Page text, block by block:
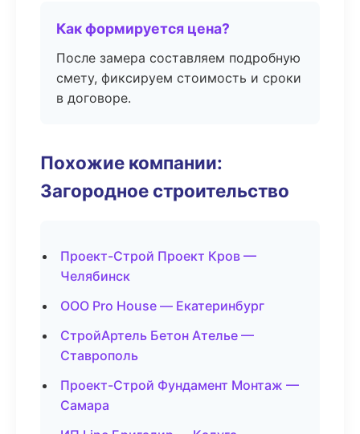
Как формируется цена?
После замера составляем подробную
смету, фиксируем стоимость и сроки
в договоре.
Похожие компании:
Загородное строительство
Проект-Строй Проект Кров —
Челябинск
ООО Pro House — Екатеринбург
СтройАртель Бетон Ателье —
Ставрополь
Проект-Строй Фундамент Монтаж —
Самара